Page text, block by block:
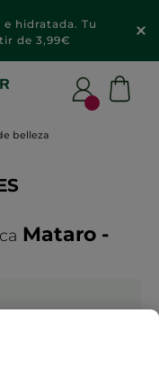
e hidratada. Tu
de 3,99€
belleza
Mataro -